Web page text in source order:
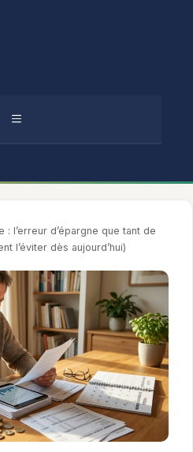
MENU
: l’erreur d’épargne que tant de
l’éviter dès aujourd’hui)